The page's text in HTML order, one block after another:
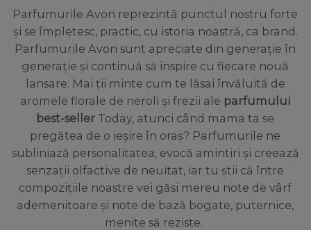
Parfumurile Avon reprezintă punctul nostru forte
și se împletesc, practic, cu istoria noastră, ca brand.
Parfumurile Avon sunt apreciate din generație în
generație și continuă să inspire cu fiecare nouă
lansare. Mai ții minte cum te lăsai învăluită de
aromele florale de neroli și frezii ale parfumului
best-seller Today, atunci când mama ta se
pregătea de o ieșire în oraș? Parfumurile ne
subliniază personalitatea, evocă amintiri și creează
senzații olfactive de neuitat, iar tu știi că între
compozițiile noastre vei găsi mereu note de vârf
ademenitoare și note de bază bogate, puternice,
menite să reziste.